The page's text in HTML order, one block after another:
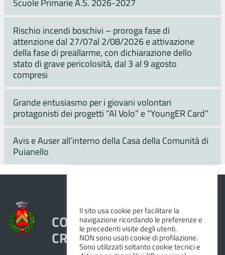
Scuole Primarie A.S. 2026-2027
Rischio incendi boschivi – proroga fase di
attenzione dal 27/07al 2/08/2026 e attivazione
della fase di preallarme, con dichiarazione dello
stato di grave pericolosità, dal 3 al 9 agosto
compresi
Grande entusiasmo per i giovani volontari
protagonisti dei progetti “Al Volo” e “YoungER Card”
Avis e Auser all’interno della Casa della Comunità di
Puianello
COMUNE DI VEZZANO SUL
CROSTOLO
Il sito usa cookie per facilitare la
navigazione ricordando le preferenze e
le precedenti visite degli utenti.
NON sono usati cookie di profilazione.
Sono utilizzati soltanto cookie tecnici e